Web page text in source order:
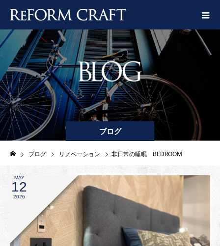
ブログ
ブログ リノベーション 非日常の睡眠 BEDROOM
MAY
12
2026